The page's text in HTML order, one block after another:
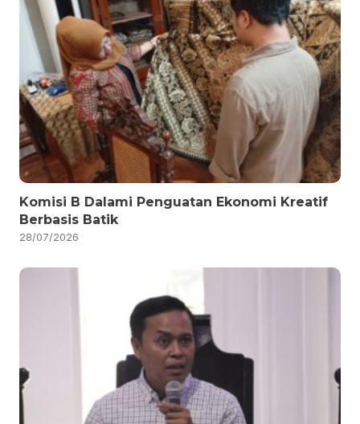
Komisi B Dalami Penguatan Ekonomi Kreatif
Berbasis Batik
28/07/2026